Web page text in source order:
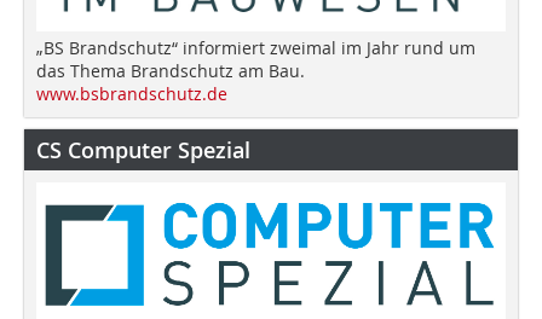
„BS Brandschutz“ informiert zweimal im Jahr rund um
das Thema Brandschutz am Bau.
www.bsbrandschutz.de
CS Computer Spezial